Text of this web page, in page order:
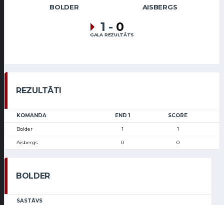
BOLDER AISBERGS
1 - 0
GALA REZULTĀTS
REZULTĀTI
KOMANDA END 1 SCORE
Bolder 1 1
Aisbergs 0 0
BOLDER
SASTĀVS